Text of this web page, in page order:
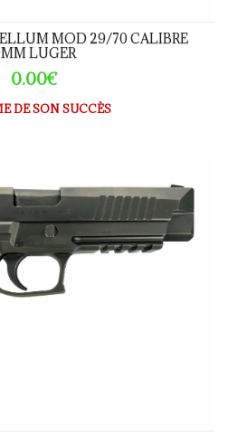
MOD 29/70 CALIBRE
LUGER
0.00€
DE SON SUCCÈS